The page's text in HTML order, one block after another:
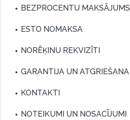
BEZPROCENTU MAKSĀJUMS
ESTO NOMAKSA
NORĒĶINU REKVIZĪTI
GARANTIJA UN ATGRIEŠANA
KONTAKTI
NOTEIKUMI UN NOSACĪJUMI